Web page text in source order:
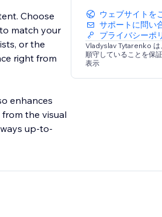
Choose
match your
or the
right from
enhances
the visual
up-to-
ウェブサイトを
サポートに問い
プライバシーポ
Vladyslav Tytarenko は
順守していることを保
表示